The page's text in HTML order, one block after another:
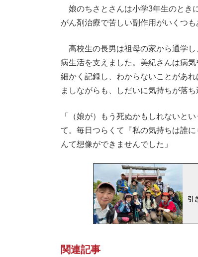
娘のちさとさんは小学3年生のとき
がん剤治療で苦しい副作用がいくつ
高校生の長男は祖母の家から通学し
病生活を支えました。美紀さんは病
細かく記録し、わからないことがあ
ましながらも、しだいに気持ちが落ち
「（娘が）もう死ぬかもしれないと
て。毎日つらくて『私の気持ちは誰
んて想像ができませんでした」
引
関連記事